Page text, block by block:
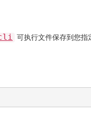
可执行文件保存到您指